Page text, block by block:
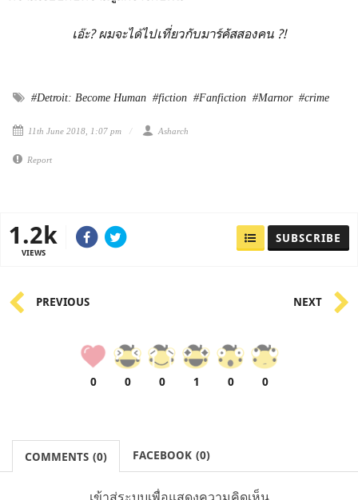
เอ๊ะ? ผมจะได้ไปเที่ยวกับมาร์คัสสองคน ?!
#Detroit: Become Human #fiction #Fanfiction #Marnor #crime
11th June 2018, 1:07 pm Asharch
Report
1.2k
VIEWS
SUBSCRIBE
PREVIOUS NEXT
0 0 0 1 0 0
COMMENTS (0) FACEBOOK (0)
เข้าสู่ระบบเพื่อแสดงความคิดเห็น